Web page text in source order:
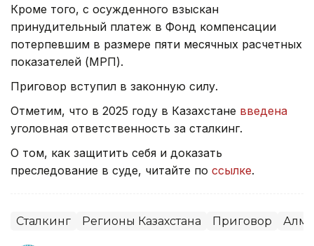
Кроме того, с осужденного взыскан
принудительный платеж в Фонд компенсации
потерпевшим в размере пяти месячных расчетных
показателей (МРП).
Приговор вступил в законную силу.
Отметим, что в 2025 году в Казахстане введена
уголовная ответственность за сталкинг.
О том, как защитить себя и доказать
преследование в суде, читайте по ссылке.
Сталкинг Регионы Казахстана Приговор